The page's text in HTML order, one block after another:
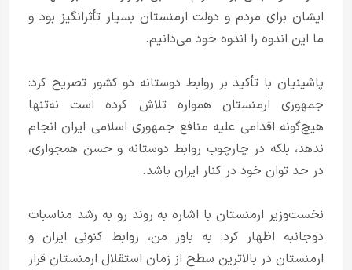
ایشان برای مردم و دولت ارمنستان بسیار تأثرانگیز بود و
ما این اندوه را اندوه خود می‌دانیم.
پاشینیان با تأکید بر روابط دوستانه دو کشور تصریح کرد:
جمهوری ارمنستان همواره تلاش کرده است نه‌تنها
هیچ‌گونه اقدامی علیه منافع جمهوری اسلامی ایران انجام
ندهد، بلکه در چارچوب روابط دوستانه و حسن همجواری،
در حد توان خود در کنار ایران باشد.
نخست‌وزیر ارمنستان با اشاره به روند رو به رشد مناسبات
دوجانبه اظهار کرد: به باور من، روابط کنونی ایران و
ارمنستان در بالاترین سطح از زمان استقلال ارمنستان قرار